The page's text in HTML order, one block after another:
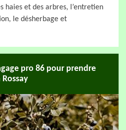
haies et des arbres, l’entretien
le désherbage et
pro 86 pour prendre